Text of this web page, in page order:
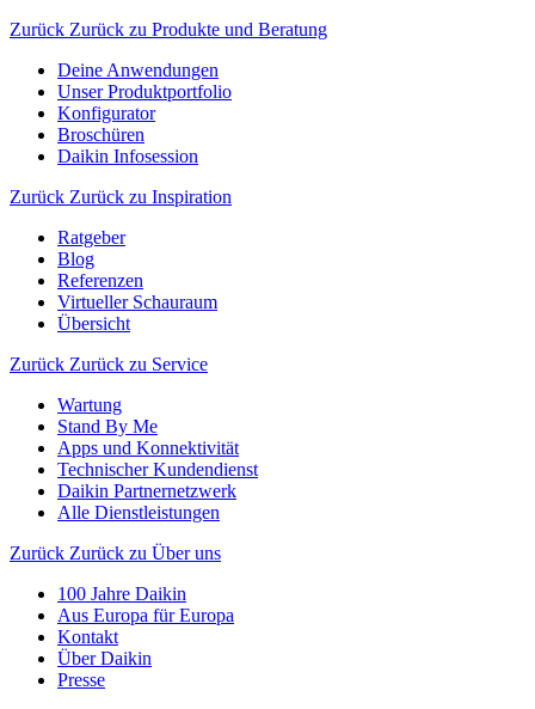
Zurück Zurück zu Produkte und Beratung
Deine Anwendungen
Unser Produktportfolio
Konfigurator
Broschüren
Daikin Infosession
Zurück Zurück zu Inspiration
Ratgeber
Blog
Referenzen
Virtueller Schauraum
Übersicht
Zurück Zurück zu Service
Wartung
Stand By Me
Apps und Konnektivität
Technischer Kundendienst
Daikin Partnernetzwerk
Alle Dienstleistungen
Zurück Zurück zu Über uns
100 Jahre Daikin
Aus Europa für Europa
Kontakt
Über Daikin
Presse